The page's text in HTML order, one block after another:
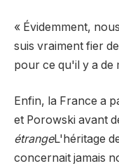
« Évidemment,
suis vraiment fier
pour ce qu'il y a de
Enfin, la France a
et Porowski avant
étrangeL'héritage
concernait jamais